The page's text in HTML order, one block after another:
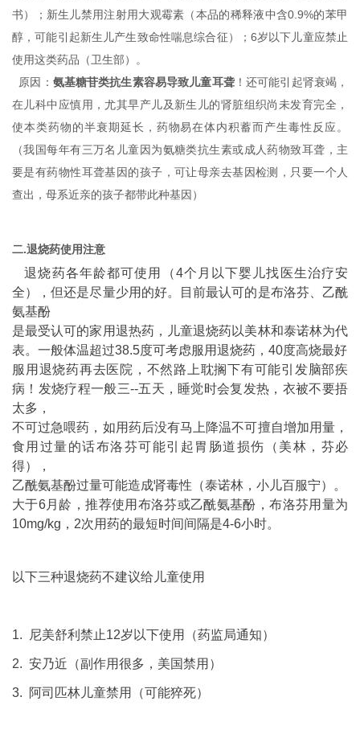
书）；新生儿禁用注射用大观霉素（本品的稀释液中含0.9%的苯甲
醇，可能引起新生儿产生致命性喘息综合征）；6岁以下儿童应禁止
使用这类药品（卫生部）。
原因： 氨基糖苷类抗生素容易导致儿童耳聋！还可能引起肾衰竭，
在儿科中应慎用，尤其早产儿及新生儿的肾脏组织尚未发育完全，
使本类药物的半衰期延长，药物易在体内积蓄而产生毒性反应。
（我国每年有三万名儿童因为氨糖类抗生素或成人药物致耳聋，主
要是有药物性耳聋基因的孩子，可让母亲去基因检测，只要一个人
查出，母系近亲的孩子都带此种基因）
二.退烧药使用注意
退烧药各年龄都可使用（4个月以下婴儿找医生治疗安
全），但还是尽量少用的好。目前最认可的是布洛芬、乙酰
氨基酚
是最受认可的家用退热药，儿童退烧药以美林和泰诺林为代
表。一般体温超过38.5度可考虑服用退烧药，40度高烧最好
服用退烧药再去医院，不然路上耽搁下有可能引发脑部疾
病！发烧疗程一般三--五天，睡觉时会复发热，衣被不要捂
太多，
不可过急喂药，如用药后没有马上降温不可擅自增加用量，
食用过量的话布洛芬可能引起胃肠道损伤（美林，芬必
得），
乙酰氨基酚过量可能造成肾毒性（泰诺林，小儿百服宁）。
大于6月龄，推荐使用布洛芬或乙酰氨基酚，布洛芬用量为
10mg/kg，2次用药的最短时间间隔是4-6小时。
以下三种退烧药不建议给儿童使用
1. 尼美舒利禁止12岁以下使用（药监局通知）
2. 安乃近（副作用很多，美国禁用）
3. 阿司匹林儿童禁用（可能猝死）